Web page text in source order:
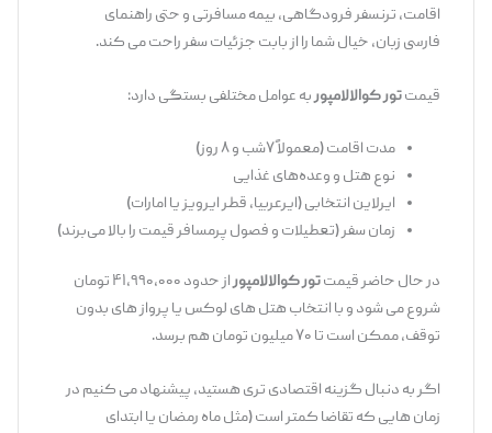
اقامت، ترنسفر فرودگاهی، بیمه مسافرتی و حتی راهنمای
فارسی ‌زبان، خیال شما را از بابت جزئیات سفر راحت می ‌کند.
تور کوالالامپوربه عوامل مختلفی بستگی دارد:
مدت اقامت (معمولاً ۷شب و ۸ روز)
نوع هتل و وعده‌های غذایی
ایرلاین انتخابی (ایرعربیا، قطر ایرویز یا امارات)
زمان سفر (تعطیلات و فصول پرمسافر قیمت را بالا می‌برند)
در حال حاضر قیمتتور کوالالامپور
از حدود ۴۱,۹۹۰,۰۰۰ تومان
شروع می ‌شود و با انتخاب هتل‌ های لوکس یا پرواز های بدون
توقف، ممکن است تا ۷۰ میلیون تومان هم برسد.
اگر به دنبال گزینه اقتصادی‌ تری هستید، پیشنهاد می ‌کنیم در
زمان ‌هایی که تقاضا کمتر است (مثل ماه رمضان یا ابتدای